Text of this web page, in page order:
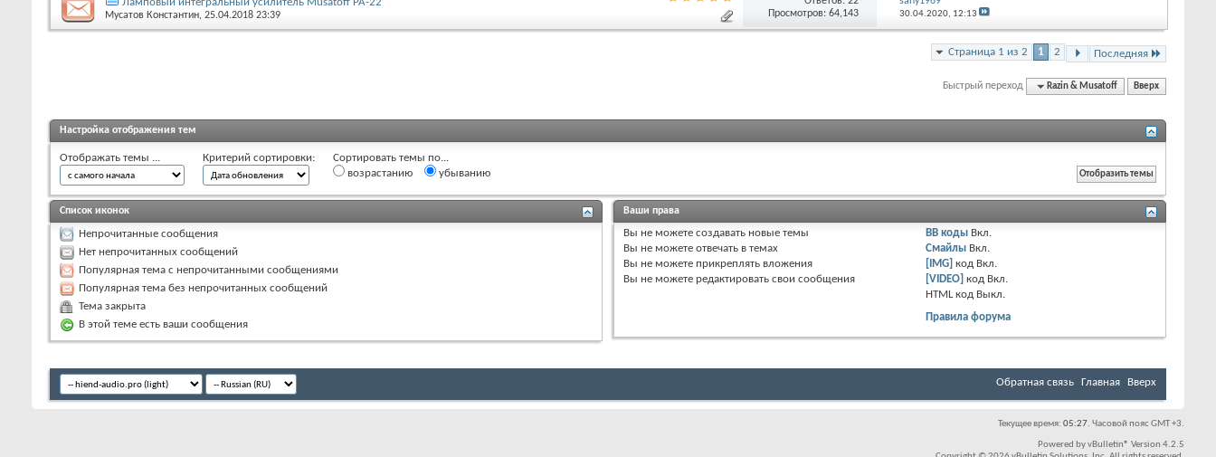
Мусатов Константин, 25.04.2018 23:39
Просмотров: 64,143
30.04.2020, 12:13
Страница 1 из 2 1 2 Последняя
Быстрый переход Razin & Musatoff Вверх
Настройка отображения тем
Отображать темы ... Критерий сортировки:
Сортировать темы по...
возрастанию
убыванию
Список иконок
Непрочитанные сообщения
Нет непрочитанных сообщений
Популярная тема с непрочитанными сообщениями
Популярная тема без непрочитанных сообщений
Тема закрыта
В этой теме есть ваши сообщения
Ваши права
Вы не можете создавать новые темы
Вы не можете отвечать в темах
Вы не можете прикреплять вложения
Вы не можете редактировать свои сообщения
BB коды Вкл.
Смайлы Вкл.
[IMG] код Вкл.
[VIDEO] код Вкл.
HTML код Выкл.
Правила форума
Обратная связь Главная Вверх
Текущее время: 05:27. Часовой пояс GMT +3.
Powered byvBulletin® Version 4.2.5